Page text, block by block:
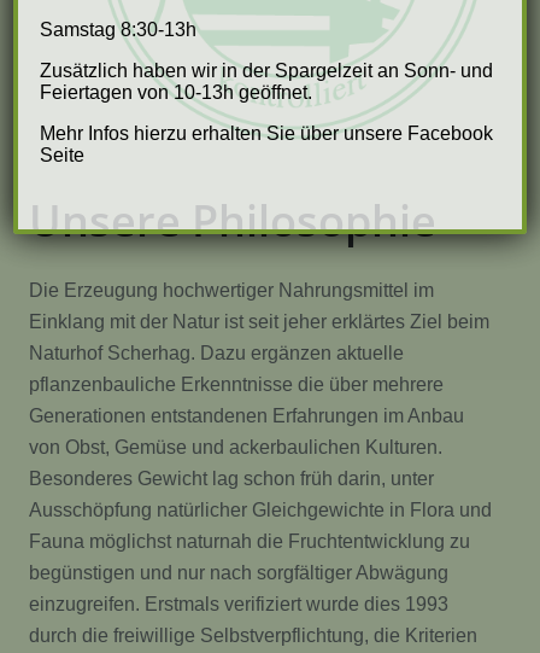
Unsere Philosophie
Die Erzeugung hochwertiger Nahrungsmittel im
Einklang mit der Natur ist seit jeher erklärtes Ziel beim
Naturhof Scherhag. Dazu ergänzen aktuelle
pflanzenbauliche Erkenntnisse die über mehrere
Generationen entstandenen Erfahrungen im Anbau
von Obst, Gemüse und ackerbaulichen Kulturen.
Besonderes Gewicht lag schon früh darin, unter
Ausschöpfung natürlicher Gleichgewichte in Flora und
Fauna möglichst naturnah die Fruchtentwicklung zu
begünstigen und nur nach sorgfältiger Abwägung
einzugreifen. Erstmals verifiziert wurde dies 1993
durch die freiwillige Selbstverpflichtung, die Kriterien
Samstag 8:30-13h
Zusätzlich haben wir in der Spargelzeit an Sonn- und
Feiertagen von 10-13h geöffnet.
Mehr Infos hierzu erhalten Sie über unsere Facebook
Seite